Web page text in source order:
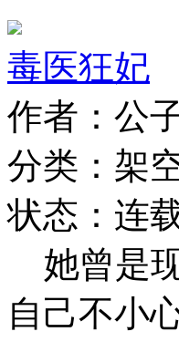
毒医狂妃
作者：公
分类：架
状态：连
她曾是
自己不小